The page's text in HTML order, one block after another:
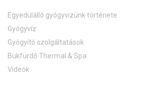
Egyedülálló gyógyvizünk története
Gyógyvíz
Gyógyító szolgáltatások
Bükfürdő Thermal & Spa
Videók